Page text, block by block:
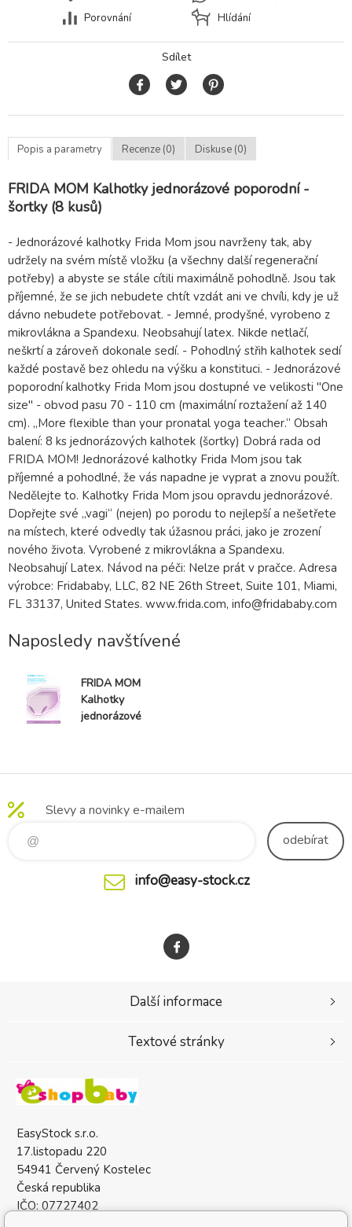
Porovnání
Hlídání
Sdílet
Popis a parametry Recenze (0) Diskuse (0)
FRIDA MOM Kalhotky jednorázové poporodní -
šortky (8 kusů)
- Jednorázové kalhotky Frida Mom jsou navrženy tak, aby
udržely na svém místě vložku (a všechny další regenerační
potřeby) a abyste se stále cítili maximálně pohodlně. Jsou tak
příjemné, že se jich nebudete chtít vzdát ani ve chvíli, kdy je už
dávno nebudete potřebovat. - Jemné, prodyšné, vyrobeno z
mikrovlákna a Spandexu. Neobsahují latex. Nikde netlačí,
neškrtí a zároveň dokonale sedí. - Pohodlný střih kalhotek sedí
každé postavě bez ohledu na výšku a konstituci. - Jednorázové
poporodní kalhotky Frida Mom jsou dostupné ve velikosti "One
size" - obvod pasu 70 - 110 cm (maximální roztažení až 140
cm). „More flexible than your pronatal yoga teacher.“ Obsah
balení: 8 ks jednorázových kalhotek (šortky) Dobrá rada od
FRIDA MOM! Jednorázové kalhotky Frida Mom jsou tak
příjemné a pohodlné, že vás napadne je vyprat a znovu použít.
Nedělejte to. Kalhotky Frida Mom jsou opravdu jednorázové.
Dopřejte své „vagi“ (nejen) po porodu to nejlepší a nešetřete
na místech, které odvedly tak úžasnou práci, jako je zrození
nového života. Vyrobené z mikrovlákna a Spandexu.
Neobsahují Latex. Návod na péči: Nelze prát v pračce. Adresa
výrobce: Fridababy, LLC, 82 NE 26th Street, Suite 101, Miami,
FL 33137, United States. www.frida.com, info@fridababy.com
Naposledy navštívené
FRIDA MOM
Kalhotky
jednorázové
Slevy a novinky e-mailem
odebírat
info@easy-stock.cz
EasyStock s.r.o.
17.listopadu 220
54941 Červený Kostelec
Česká republika
IČO: 07727402
Další informace
Textové stránky